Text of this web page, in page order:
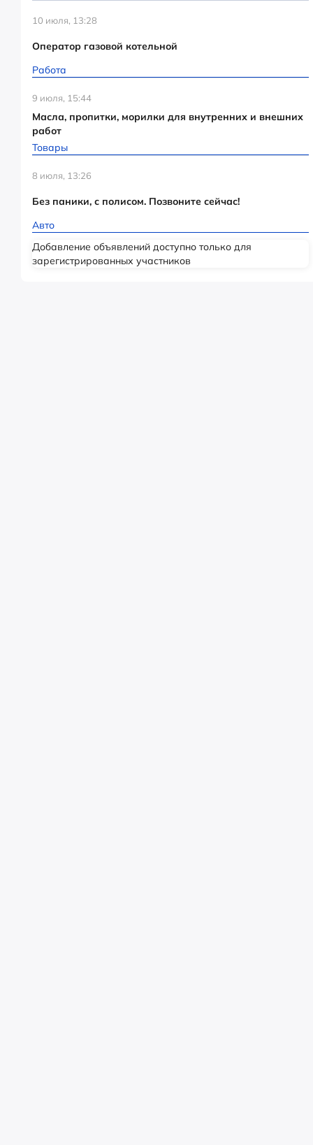
10 июля, 13:28
Оператор газовой котельной
Работа
9 июля, 15:44
Масла, пропитки, морилки для внутренних и внешних
работ
Товары
8 июля, 13:26
Без паники, с полисом. Позвоните сейчас!
Авто
Добавление объявлений доступно только для
зарегистрированных участников